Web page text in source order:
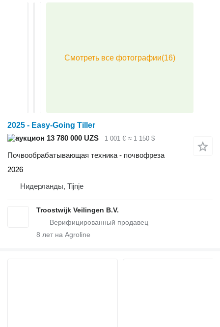
2025 - Easy-Going Tiller
13 780 000 UZS
1 001 € ≈ 1 150 $
Почвообрабатывающая техника - почвофреза
2026
Нидерланды, Tijnje
Troostwijk Veilingen B.V.
8 лет на Agroline